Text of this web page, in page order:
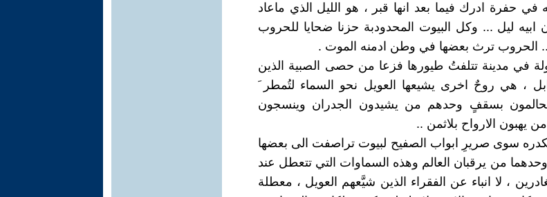
في حفرة ادرك فيما بعد انها قبر ، هو الليل الذي ماعاد
ابيه ليل ... وكل البيوت المحدودبة حزنا ضحايا للحروب
... الحروب ترث بعضها في وطن ادمنه الموت .
في مدينة تتلفتُ طيورها فزعا من حصى الصبية الذين
، هي روحٌ اخرى يشيعها العويل نحو السماء لتُمطر
بسقفٍ وحدهم من يشيدون الجدران وينسجون
يهبون الارواح بلاثمن ..
سوى صريرِ ابواب الصفيح لبيوت تراصفت الى بعضها
وحدهما من يرقبان العالم وهذه السماوات التي تتعطل عند
، لا انباء عن الفقراء الذين شيَّعهم العويل ، معطلة